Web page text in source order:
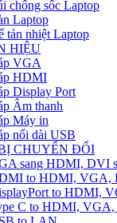
chống sốc Laptop
Laptop
tản nhiệt Laptop
HIỆU
VGA
HDMI
Display Port
Âm thanh
Máy in
nối dài USB
CHUYỂN ĐỔI
sang HDMI, DVI
to HDMI, VGA,
to HDMI,
C to HDMI, VGA,